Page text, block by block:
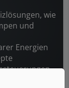
wie
und
Energien